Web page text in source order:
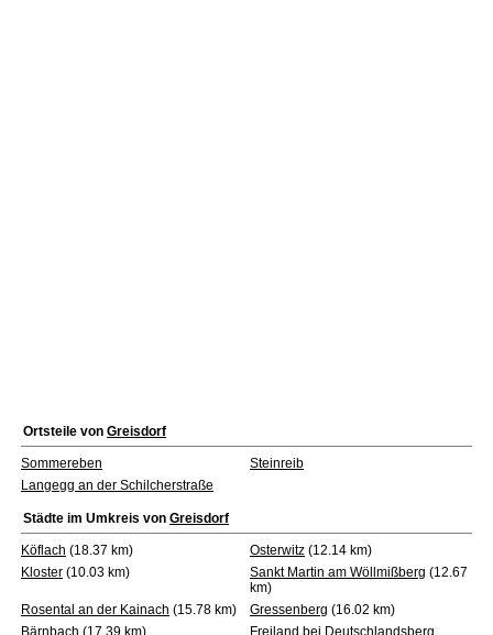
Ortsteile von Greisdorf
Sommereben
Steinreib
Langegg an der Schilcherstraße
Städte im Umkreis von Greisdorf
Köflach (18.37 km) Osterwitz (12.14 km)
Kloster (10.03 km) Sankt Martin am Wöllmißberg (12.67
km)
Rosental an der Kainach (15.78 km) Gressenberg (16.02 km)
Bärnbach (17.39 km) Freiland bei Deutschlandsberg